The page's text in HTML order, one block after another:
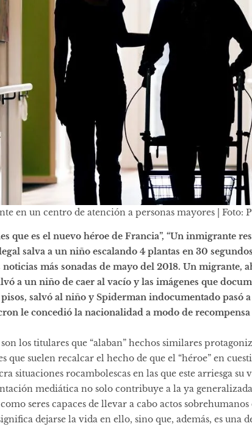
en un centro de atención a personas mayores | Foto:
que es el nuevo héroe de Francia”, “Un inmigrante
salva a un niño escalando 4 plantas en 30
más sonadas de mayo del 2018. Un migrante,
a un niño de caer al vacío y las imágenes que
salvó al niño y Spiderman indocumentado pasó
le concedió la nacionalidad a modo de
los titulares que “alaban” hechos similares
que suelen recalcar el hecho de que el “héroe” en
situaciones rocambolescas en las que este arriesga
mediática no solo contribuye a la ya
seres capaces de llevar a cabo actos
dejarse la vida en ello, sino que, además, es una